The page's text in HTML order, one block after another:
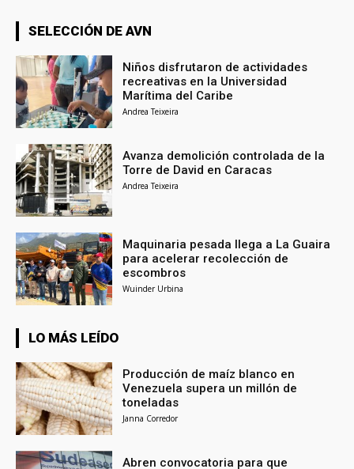
SELECCIÓN DE AVN
Niños disfrutaron de actividades
recreativas en la Universidad
Marítima del Caribe
Andrea Teixeira
Avanza demolición controlada de la
Torre de David en Caracas
Andrea Teixeira
Maquinaria pesada llega a La Guaira
para acelerar recolección de
escombros
Wuinder Urbina
LO MÁS LEÍDO
Producción de maíz blanco en
Venezuela supera un millón de
toneladas
Janna Corredor
Abren convocatoria para que